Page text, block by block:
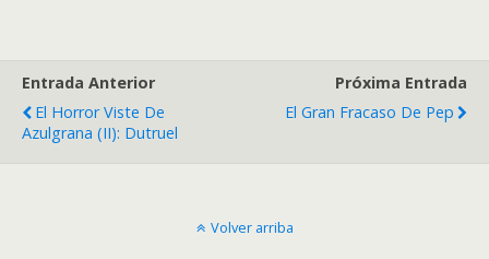
Entrada Anterior
El Horror Viste De
Azulgrana (II): Dutruel
Próxima Entrada
El Gran Fracaso De Pep
Volver arriba